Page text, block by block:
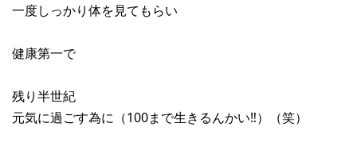
一度しっかり体を見てもらい
健康第一で
残り半世紀
元気に過ごす為に（100まで生きるんかい‼︎）（笑）